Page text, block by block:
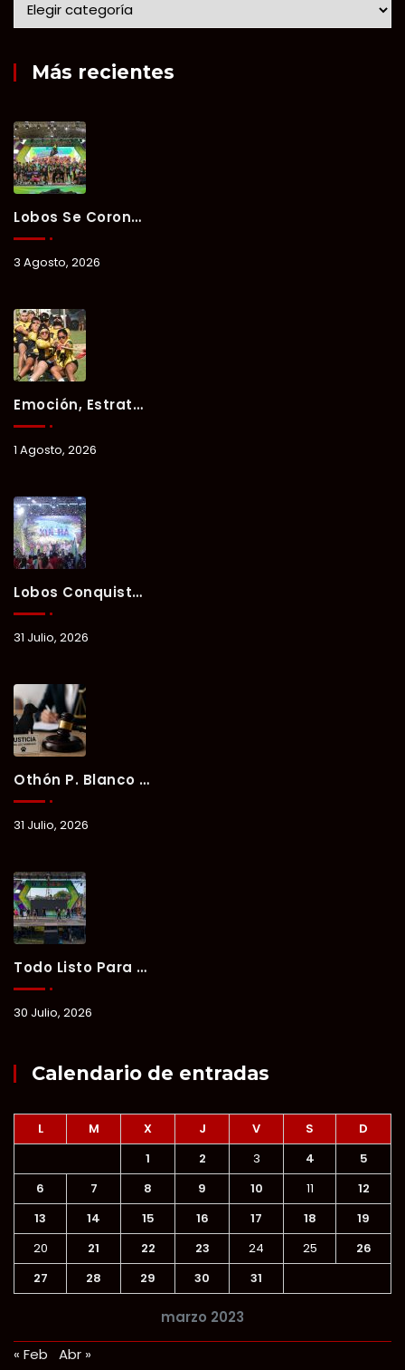
Más recientes
Lobos Se Corona Campeón Del Verano Xul-Há 2026 Tras Tres Días De Intensa Competencia.
3 Agosto, 2026
Emoción, Estrategia Y Trabajo En Equipo Marcan El Segundo Día Del Verano Xul-Há 2026.
1 Agosto, 2026
Lobos Conquista La Primera Competencia Del Verano Xul-Há 2026 En Una Noche Llena De Talento Y Energía.
31 Julio, 2026
Othón P. Blanco Refrenda Su Compromiso Contra El Maltrato Animal: Vinculan A Proceso A Presunto Responsable Tras Denuncia Del Ayuntamiento.
31 Julio, 2026
Todo Listo Para “Verano Xul-Há 2026”; Un Fin De Semana De Deporte, Música Y Convivencia Familiar.
30 Julio, 2026
Calendario de entradas
marzo 2023
L M X J V S
D
1
2 3 4
5
6
7 8 9 10 11
12
13
14 15 16 17 18
19
20
21 22 23 24 25
26
27
28 29 30 31
« Feb Abr »